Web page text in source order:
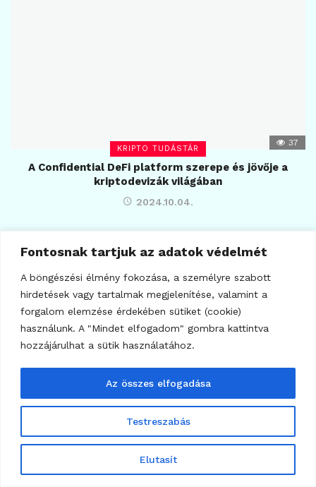
Fontosnak tartjuk az adatok védelmét
A böngészési élmény fokozása, a személyre szabott
hirdetések vagy tartalmak megjelenítése, valamint a
forgalom elemzése érdekében sütiket (cookie)
használunk. A "Mindet elfogadom" gombra kattintva
hozzájárulhat a sütik használatához.
Testreszabás
Elutasít
Az összes elfogadása
KRIPTO TUDÁSTÁR
37
A Confidential DeFi platform szerepe és jövője a
kriptodevizák világában
2024.10.04.
KRIPTO TUDÁSTÁR
Halving ciklus: A Bitcoin gazdasági motorja és a